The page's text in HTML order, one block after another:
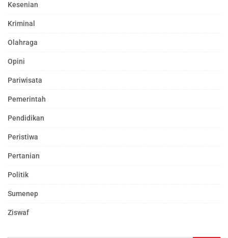
Kesenian
Kriminal
Olahraga
Opini
Pariwisata
Pemerintah
Pendidikan
Peristiwa
Pertanian
Politik
Sumenep
Ziswaf